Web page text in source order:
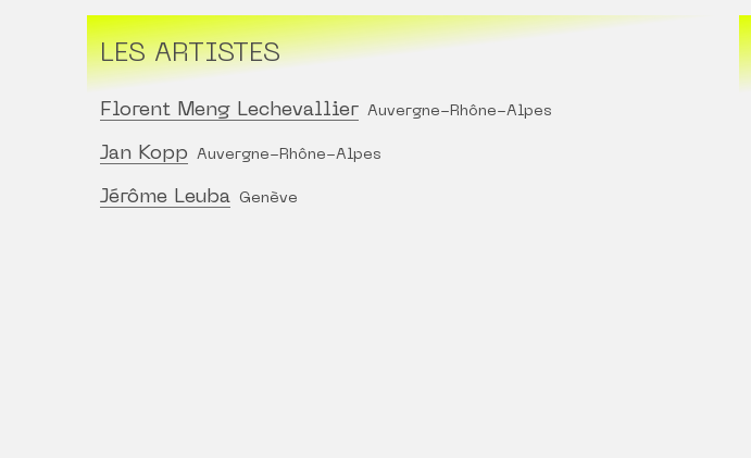
LES ARTISTES
Florent Meng Lechevallier Auvergne-Rhône-Alpes
Jan Kopp Auvergne-Rhône-Alpes
Jérôme Leuba Genève